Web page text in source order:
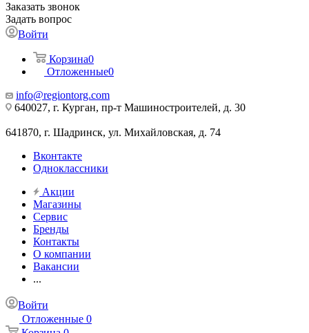
Заказать звонок
Задать вопрос
Войти
Корзина0
Отложенные0
info@regiontorg.com
640027, г. Курган, пр-т Машиностроителей, д. 30
641870, г. Шадринск, ул. Михайловская, д. 74
Вконтакте
Одноклассники
Акции
Магазины
Сервис
Бренды
Контакты
О компании
Вакансии
...
Войти
Отложенные 0